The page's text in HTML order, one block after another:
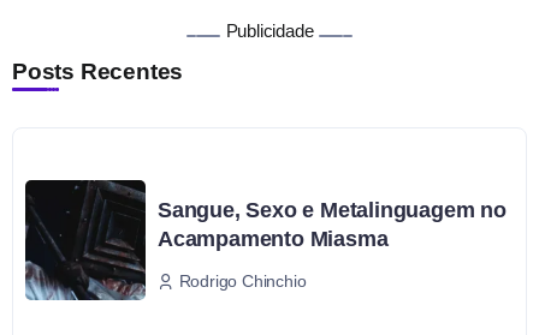
Publicidade
Posts Recentes
Sangue, Sexo e Metalinguagem no
Acampamento Miasma
Rodrigo Chinchio